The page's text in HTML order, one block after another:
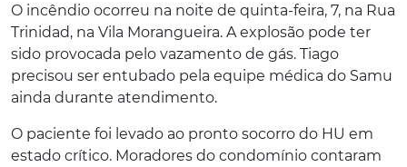
O incêndio ocorreu na noite de quinta-feira, 7, na Rua
Trinidad, na Vila Morangueira. A explosão pode ter
sido provocada pelo vazamento de gás. Tiago
precisou ser entubado pela equipe médica do Samu
ainda durante atendimento.
O paciente foi levado ao pronto socorro do HU em
estado crítico. Moradores do condomínio contaram